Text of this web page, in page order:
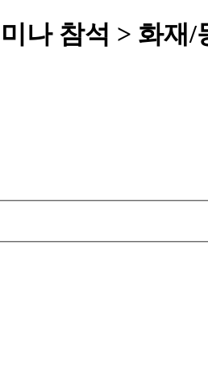
나 참석 > 화재/